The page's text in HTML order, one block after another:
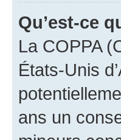
Qu’est-ce
La COPPA
États-Unis
ans un